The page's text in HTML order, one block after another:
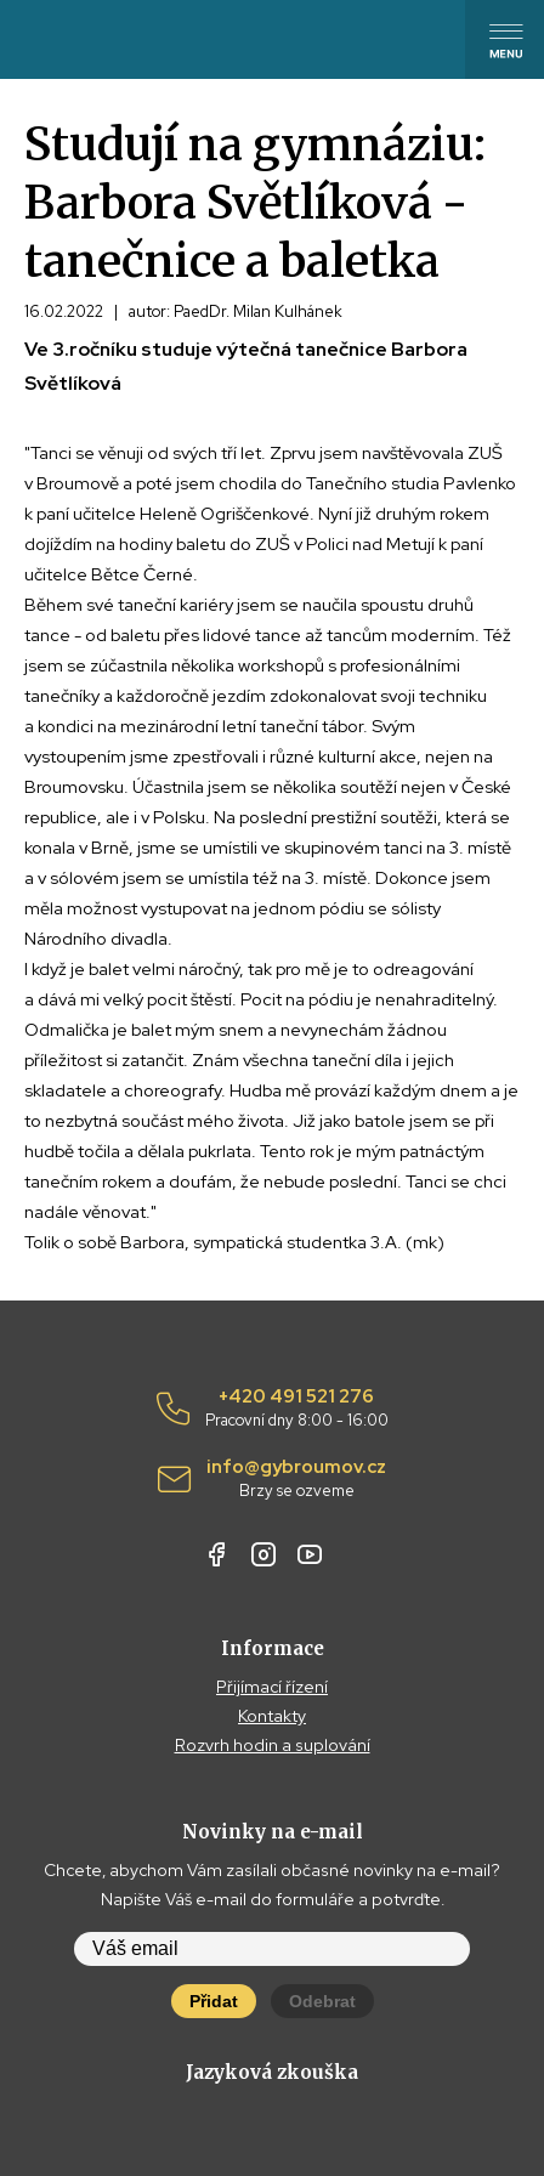
Studují na gymnáziu:
Barbora Světlíková -
tanečnice a baletka
16.02.2022 | autor: PaedDr. Milan Kulhánek
Ve 3.ročníku studuje výtečná tanečnice Barbora
Světlíková
"Tanci se věnuji od svých tří let. Zprvu jsem navštěvovala ZUŠ
v Broumově a poté jsem chodila do Tanečního studia Pavlenko
k paní učitelce Heleně Ogriščenkové. Nyní již druhým rokem
dojíždím na hodiny baletu do ZUŠ v Polici nad Metují k paní
učitelce Bětce Černé.
Během své taneční kariéry jsem se naučila spoustu druhů
tance - od baletu přes lidové tance až tancům moderním. Též
jsem se zúčastnila několika workshopů s profesionálními
tanečníky a každoročně jezdím zdokonalovat svoji techniku
a kondici na mezinárodní letní taneční tábor. Svým
vystoupením jsme zpestřovali i různé kulturní akce, nejen na
Broumovsku. Účastnila jsem se několika soutěží nejen v České
republice, ale i v Polsku. Na poslední prestižní soutěži, která se
konala v Brně, jsme se umístili ve skupinovém tanci na 3. místě
a v sólovém jsem se umístila též na 3. místě. Dokonce jsem
měla možnost vystupovat na jednom pódiu se sólisty
Národního divadla.
I když je balet velmi náročný, tak pro mě je to odreagování
a dává mi velký pocit štěstí. Pocit na pódiu je nenahraditelný.
Odmalička je balet mým snem a nevynechám žádnou
příležitost si zatančit. Znám všechna taneční díla i jejich
skladatele a choreografy. Hudba mě provází každým dnem a je
to nezbytná součást mého života. Již jako batole jsem se při
hudbě točila a dělala pukrlata. Tento rok je mým patnáctým
tanečním rokem a doufám, že nebude poslední. Tanci se chci
nadále věnovat."
Tolik o sobě Barbora, sympatická studentka 3.A. (mk)
+420 491 521 276
Pracovní dny 8:00 - 16:00
info@gybroumov.cz
Brzy se ozveme
Informace
Přijímací řízení
Kontakty
Rozvrh hodin a suplování
Novinky na e-mail
Chcete, abychom Vám zasílali občasné novinky na e-mail?
Napište Váš e-mail do formuláře a potvrďte.
Přidat Odebrat
Jazyková zkouška